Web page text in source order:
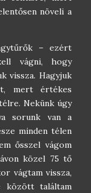
növeli a
– ezért
vágni, hogy
vissza. Hagyjuk
mert értékes
Nekünk úgy
sorunk van a
minden télen
ősszel vágom
közel 75 tő
vágtam vissza,
között találtam